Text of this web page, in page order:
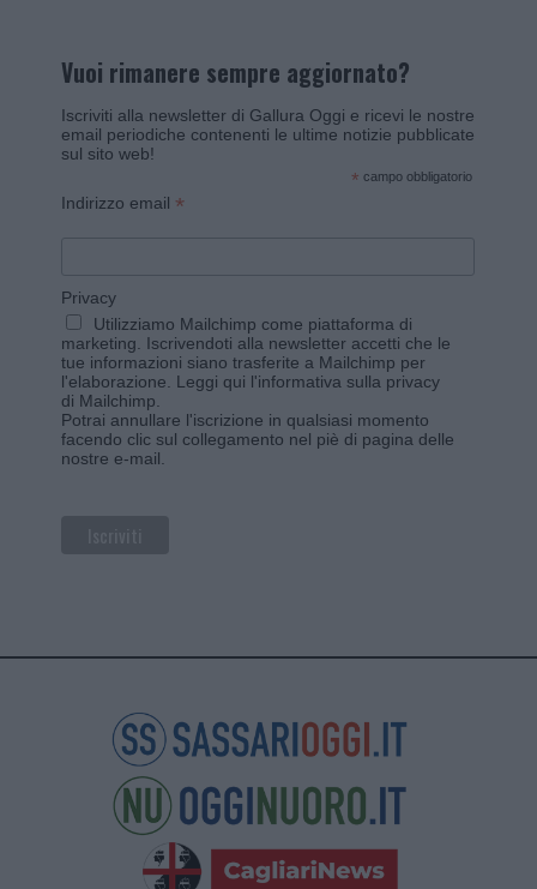
Vuoi rimanere sempre aggiornato?
Iscriviti alla newsletter di Gallura Oggi e ricevi le nostre
email periodiche contenenti le ultime notizie pubblicate
sul sito web!
* campo obbligatorio
Indirizzo email *
Privacy
Utilizziamo Mailchimp come piattaforma di
marketing. Iscrivendoti alla newsletter accetti che le
tue informazioni siano trasferite a Mailchimp per
l'elaborazione. Leggi qui l'informativa sulla privacy
di Mailchimp.
Potrai annullare l'iscrizione in qualsiasi momento
facendo clic sul collegamento nel piè di pagina delle
nostre e-mail.